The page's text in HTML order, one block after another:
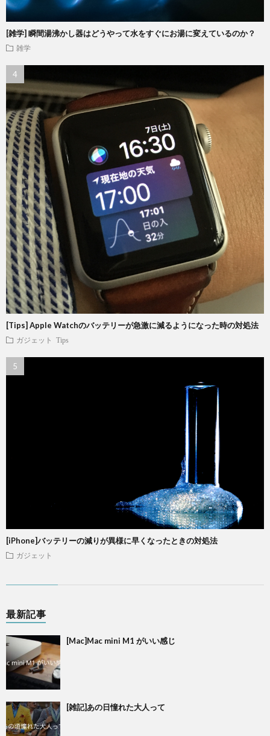
[雑学] 瞬間湯沸かし器はどうやって水をすぐにお湯に変えているのか？
雑学
[Tips] Apple Watchのバッテリーが急激に減るようになった時の対処法
ガジェット Tips
[iPhone]バッテリーの減りが異様に早くなったときの対処法
ガジェット
最新記事
[Mac]Mac mini M1 がいい感じ
[雑記]あの日憧れた大人って